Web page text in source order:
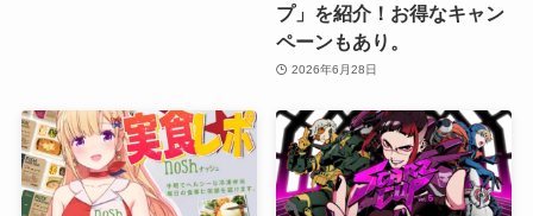
プ」を紹介！お得なキャン
ペーンもあり。
2026年6月28日